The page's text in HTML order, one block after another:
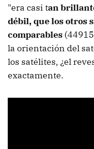
"era casi tan
débil, que los otros
comparables
la orientación del
los satélites, ¿el
exactamente.